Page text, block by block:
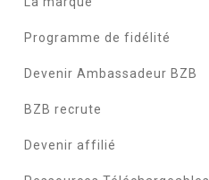
Programme de fidélité
Devenir Ambassadeur BZB
BZB recrute
Devenir affilié